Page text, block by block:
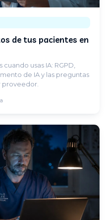
de tus pacientes en
usas IA: RGPD,
de IA y las preguntas
proveedor.